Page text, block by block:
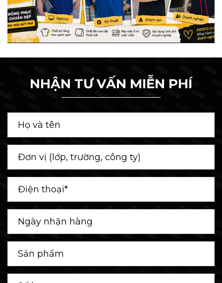
NHẬN TƯ VẤN MIỄN PHÍ